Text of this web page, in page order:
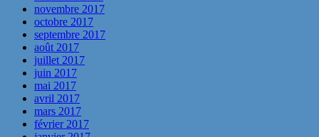
novembre 2017
octobre 2017
septembre 2017
août 2017
juillet 2017
juin 2017
mai 2017
avril 2017
mars 2017
février 2017